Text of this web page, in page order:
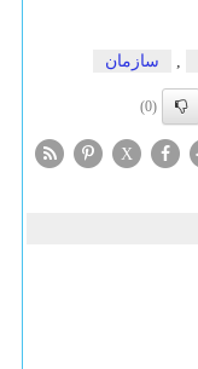
, سازمان
(0)
X